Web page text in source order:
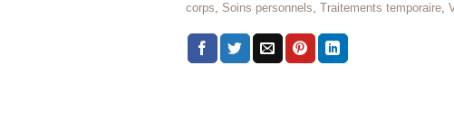
corps, Soins personnels, Traitements temporaire,